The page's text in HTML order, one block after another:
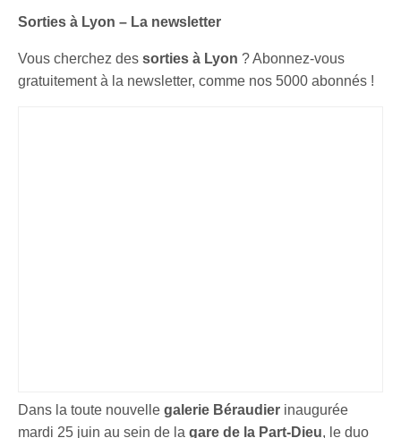
Sorties à Lyon – La newsletter
Vous cherchez dessorties à Lyon ? Abonnez-vous
gratuitement à la newsletter, comme nos 5000 abonnés !
Dans la toute nouvellegalerie Béraudier inaugurée
mardi 25 juin au sein de lagare de la Part-Dieu, le duo